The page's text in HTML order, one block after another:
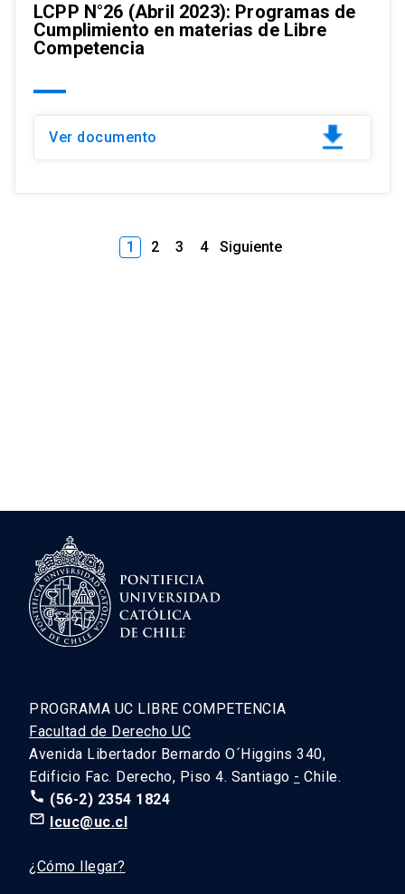
LCPP N°26 (Abril 2023): Programas de
Cumplimiento en materias de Libre
Competencia
Ver documento
1 2 3 4 Siguiente
PROGRAMA UC LIBRE COMPETENCIA
Facultad de Derecho UC
Avenida Libertador Bernardo O´Higgins 340,
Edificio Fac. Derecho, Piso 4. Santiago - Chile.
call (56-2) 2354 1824
mail_outline lcuc@uc.cl
¿Cómo llegar?